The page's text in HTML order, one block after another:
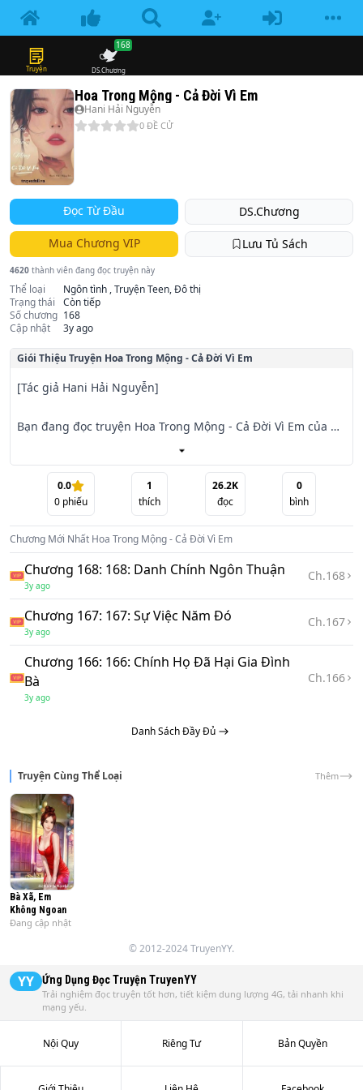
Truyện DS.Chương
168
Hoa Trong Mộng - Cả Đời Vì Em
Hani Hải Nguyễn
0 ĐỀ CỬ
Đọc Từ Đầu DS.Chương
Mua Chương VIP Lưu Tủ Sách
4620 thành viên đang đọc truyện này
Thể loại
Ngôn tình , Truyện Teen, Đô thị
Trạng thái
Còn tiếp
Số chương 168
Cập nhật
3y ago
Giói Thiệu Truyện Hoa Trong Mộng - Cả Đời Vì Em
[Tác giả Hani Hải Nguyễn]
Bạn đang đọc truyện Hoa Trong Mộng - Cả Đời Vì Em của
tác giả Hani Hải Nguyễn. Một cô gái hành tung bí ẩn, thân
phận bí ẩn, được
đào tạo trở thành một trợ thủ đắc lực.
Anh là một người chỉ biết ăn chơi, một kiêu căng, ương
ngạnh, không làm gì đường hoàng, khiến người nhìn đã
thấy không ưa, nhưng
mà thực ra đó lại là lớp vỏ ngụy trang cho thân phận thực
sự của anh.
Số phận cho anh gặp cô và từ đó anh âm thầm bảo vệ cô.
Trải qua muôn vàn sóng gió, liệu họ có được ở bên nhau
khi thân phận của cô dần hiện ra ánh sáng.
Tình yêu - Tình bạn - Tình thân gắn kết lại thành một chuỗi
ngày cô mất đi
ký ức, anh sẽ ra sao?
0.0
0phiếu
1
thích
26.2K
đọc
0
bình
Chương Mới Nhất Hoa Trong Mộng - Cả Đời Vì Em
Chương 168: 168: Danh Chính Ngôn Thuận
3y ago
Ch.168
Chương 167: 167: Sự Việc Năm Đó
3y ago
Ch.167
Chương 166: 166: Chính Họ Đã Hại Gia Đình
Bà
3y ago
Ch.166
Danh Sách Đầy Đủ
Truyện Cùng Thể Loại Thêm
Bà Xã, Em
Không Ngoan
Đang cập nhật
© 2012-2024 TruyenYY.
YY Ứng Dụng Đọc Truyện TruyenYY
Trải nghiệm đọc truyện tốt hơn, tiết kiệm dung lượng 4G, tải nhanh khi
mạng yếu.
Nội Quy Riêng Tư Bản Quyền